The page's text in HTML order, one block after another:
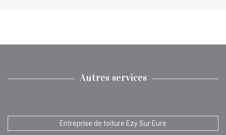
Autres services
Entreprise de toiture Ezy Sur Eure